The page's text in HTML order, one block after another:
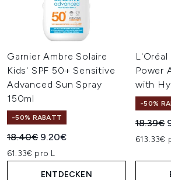
Garnier Ambre Solaire
Kids' SPF 50+ Sensitive
Advanced Sun Spray
150ml
-50% RABATT
Unverbindliche Preisempfehlung:
18.40€ Aktueller Preis:
9.20€
61.33€ pro L
ENTDECKEN
Power
with
-50%
18.39€
613.33€